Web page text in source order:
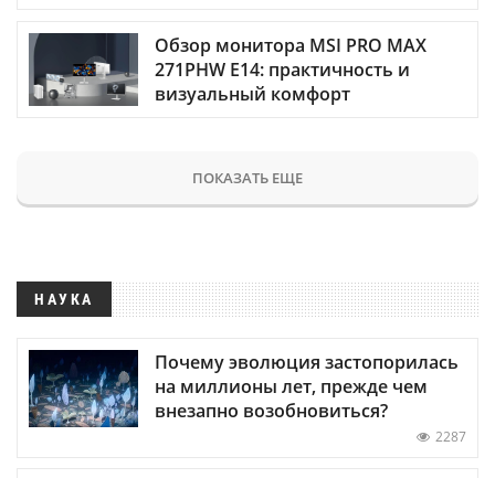
Обзор монитора MSI PRO MAX
271PHW E14: практичность и
визуальный комфорт
ПОКАЗАТЬ ЕЩЕ
НАУКА
Почему эволюция застопорилась
на миллионы лет, прежде чем
внезапно возобновиться?
2287